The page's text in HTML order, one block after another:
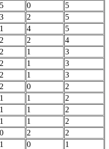
5 0
5
3 2
5
1 4
5
2 2
4
2 1
3
2 1
3
2 1
3
2 0
2
1 1
2
1 1
2
1 1
2
0 2
2
1 0
1